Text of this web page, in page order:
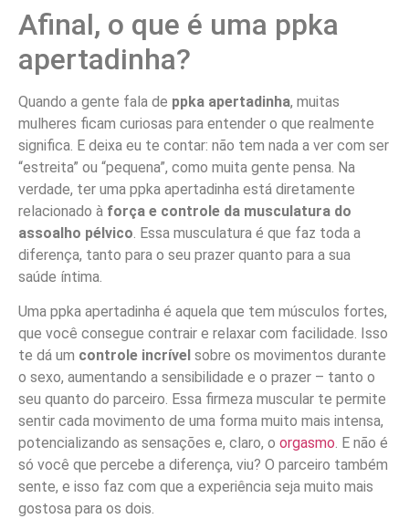
Afinal, o que é uma ppka
apertadinha?
Quando a gente fala de ppka apertadinha, muitas
mulheres ficam curiosas para entender o que realmente
significa. E deixa eu te contar: não tem nada a ver com ser
“estreita” ou “pequena”, como muita gente pensa. Na
verdade, ter uma ppka apertadinha está diretamente
relacionado à força e controle da musculatura do
assoalho pélvico. Essa musculatura é que faz toda a
diferença, tanto para o seu prazer quanto para a sua
saúde íntima.
Uma ppka apertadinha é aquela que tem músculos fortes,
que você consegue contrair e relaxar com facilidade. Isso
te dá um controle incrível sobre os movimentos durante
o sexo, aumentando a sensibilidade e o prazer – tanto o
seu quanto do parceiro. Essa firmeza muscular te permite
sentir cada movimento de uma forma muito mais intensa,
potencializando as sensações e, claro, o orgasmo. E não é
só você que percebe a diferença, viu? O parceiro também
sente, e isso faz com que a experiência seja muito mais
gostosa para os dois.